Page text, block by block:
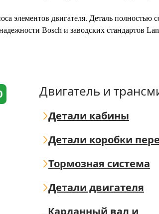
элементов двигателя. Деталь полностью
Bosch и заводских стандартов
Двигатель и
Детали кабины
Детали коробки
Тормозная система
Детали двигателя
Карданный вал и